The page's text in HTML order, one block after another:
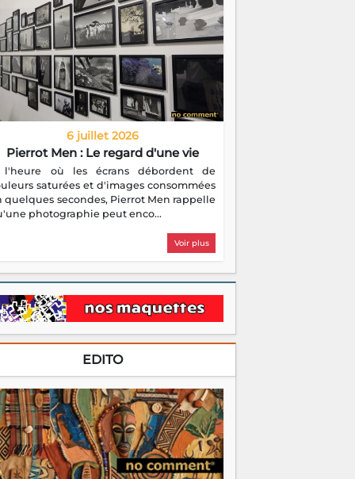
6 juillet 2026
Pierrot Men : Le regard d'une vie
l'heure où les écrans débordent de
saturées et d'images consommées
quelques secondes, Pierrot Men rappelle
photographie peut enco...
Voir plus
EDITO